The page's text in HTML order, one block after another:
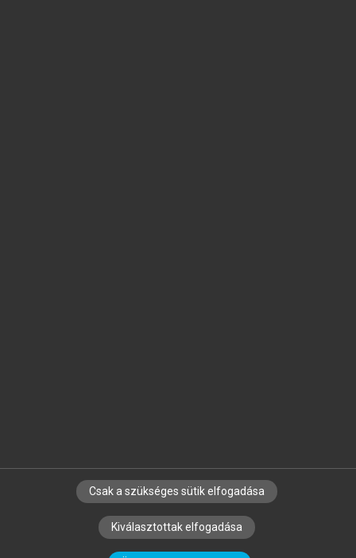
SZERZŐKNEK CÉGEKNEK KÖNYVTÁROSOKNAK
SZERKESZTÉSI ÉS LEKTORÁLÁSI ALAPELVEK
Csak a szükséges sütik elfogadása
Kiválasztottak elfogadása